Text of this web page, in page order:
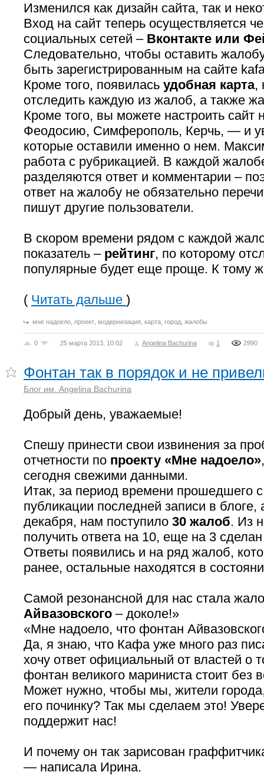
Изменился как дизайн сайта, так и
Вход на сайт теперь осуществляется
социальных сетей – Вконтакте или
Следовательно, чтобы оставить
быть зарегистрированным на сайте
Кроме того, появилась удобная карта,
отследить каждую из жалоб, а также
Кроме того, вы можете настроить сайт
Феодосию, Симферополь, Керчь, — и
которые оставили именно о нем.
работа с рубрикацией. В каждой
разделяются ответ и комментарии –
ответ на жалобу не обязательно
пишут другие пользователи.
В скором времени рядом с каждой
показатель – рейтинг, по которому
популярные будет еще проще. К тому
( Читать дальше )
мне надоело, проект, модернизация, карта, город, жалобы
0 25 марта 2013, 10:02 Angelina Bachurina 1 2990
Фонтан так в порядок и не
Блог им. Angelina Bachurina
Добрый день, уважаемые!
Спешу принести свои извинения за
отчетности по проекту «Мне надоело»
сегодня свежими данными.
Итак, за период времени прошедшего
публикации последней записи в блоге,
декабря, нам поступило 30 жалоб. Из
получить ответа на 10, еще на 3
Ответы появились и на ряд жалоб,
ранее, остальные находятся в
Самой резонансной для нас стала
Айвазовского – доколе!»
«Мне надоело, что фонтан
Да, я знаю, что Кафа уже много раз
хочу ответ официальный от властей
фонтан великого мариниста стоит без
Может нужно, чтобы мы, жители
его починку? Так мы сделаем это!
поддержит нас!
И почему он так зарисован
— написала Ирина.